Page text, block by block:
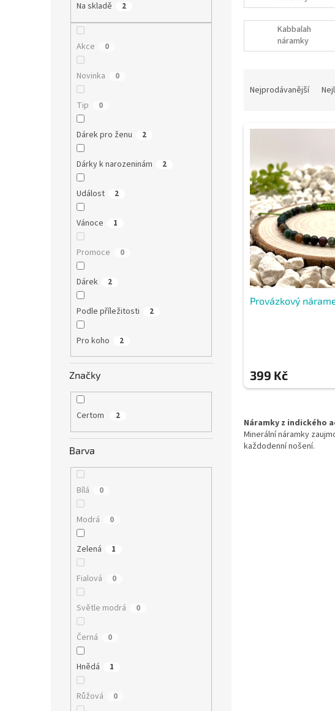
Na skladě 2
Akce 0
Novinka 0
Tip 0
Dárek pro ženu 2
Dárky k narozeninám 2
Událost 2
Vánoce 1
Promoce 0
Dárek 2
Podle příležitosti 2
Pro koho 2
Značky
Certom 2
Barva
Bílá 0
Modrá 0
Zelená 1
Fialová 0
Světle modrá 0
Černá 0
Hnědá 1
Růžová 0
Kabbalah
náramky
n
Nejprodávanější
V
p
Provázkový
399 Kč
Náramky z indického
Minerální náramky
každodenní nošení.